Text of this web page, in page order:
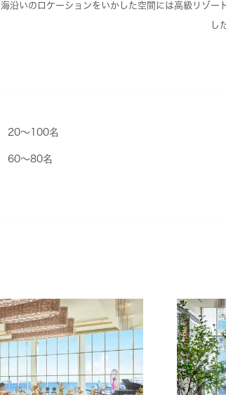
海沿いのロケーションをいかした空間には高級リゾ
し
20～100名
60～80名